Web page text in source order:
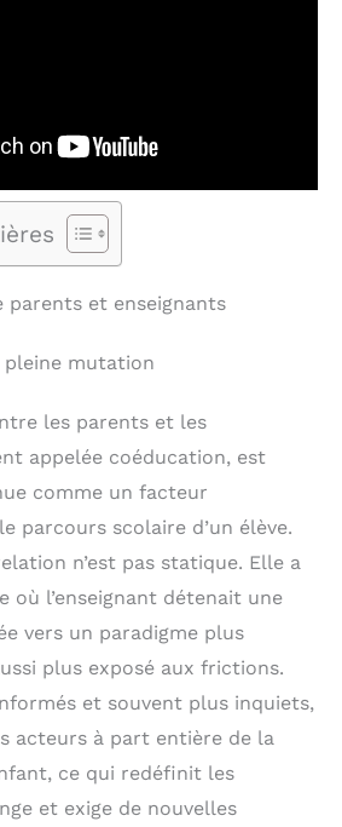
parents et enseignants
pleine mutation
les parents et les
appelée coéducation, est
comme un facteur
parcours scolaire d’un élève.
n’est pas statique. Elle a
où l’enseignant détenait une
vers un paradigme plus
plus exposé aux frictions.
et souvent plus inquiets,
acteurs à part entière de la
ce qui redéfinit les
et exige de nouvelles